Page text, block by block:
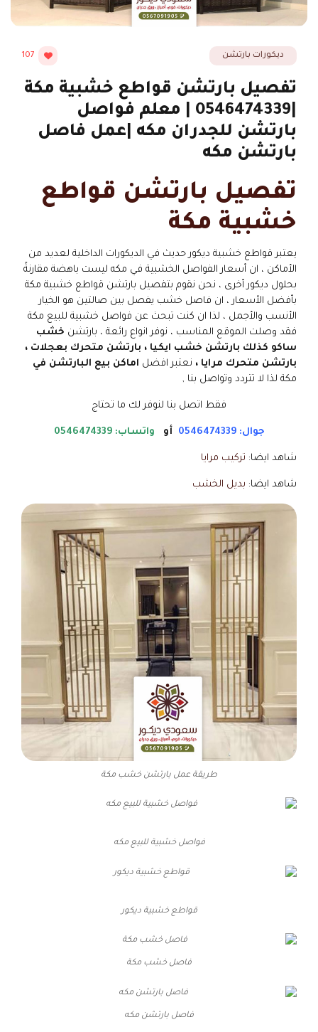
ديكورات بارتشن 107
تفصيل بارتشن قواطع خشبية مكة
|0546474339 | معلم فواصل
بارتشن للجدران مكه |عمل فاصل
بارتشن مكه
تفصيل بارتشن قواطع
خشبية مكة
يعتبر قواطع خشبية ديكور حديث في الديكورات الداخلية لعديد من
الأماكن ، ان أسعار الفواصل الخشبية في مكه ليست باهضة مقارنةً
بحلول ديكور أخرى ، نحن نقوم بتفصيل بارتشن قواطع خشبية مكة
بأفضل الأسعار ، ان فاصل خشب يفصل بين صالتين هو الخيار
الأنسب والأجمل ، لذا ان كنت تبحث عن فواصل خشبية للبيع مكة
فقد وصلت الموقع المناسب ، نوفر انواع رائعة ، بارتشن خشب
ساكو كذلك بارتشن خشب ايكيا ، بارتشن متحرك بعجلات ،
بارتشن متحرك مرايا ، نعتبر افضل اماكن بيع البارتشن في
مكة لذا لا تتردد وتواصل بنا ,
فقط اتصل بنا لنوفر لك ما تحتاج
جوال: 0546474339 أو واتساب: 0546474339
شاهد ايضا: تركيب مرايا
شاهد ايضا: بديل الخشب
طريقة عمل بارتشن خشب مكة
فواصل خشبية للبيع مكه
قواطع خشبية ديكور
فاصل خشب مكة
فاصل بارتشن مكه